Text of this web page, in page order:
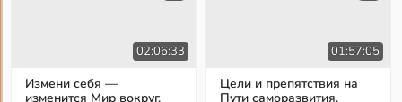
02:06:33
Измени себя —
изменится Мир вокруг.
01:57:05
Цели и препятствия на
Пути саморазвития.